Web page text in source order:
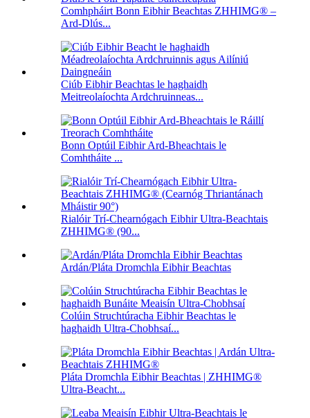
Comhpháirt Bonn Eibhir Beachtas ZHHIMG® –
Ard-Dlús...
Ciúb Eibhir Beachtas le haghaidh
Meitreolaíochta Ardchruinneas...
Bonn Optúil Eibhir Ard-Bheachtais le
Comhtháite ...
Rialóir Trí-Chearnógach Eibhir Ultra-Beachtais
ZHHIMG® (90...
Ardán/Pláta Dromchla Eibhir Beachtas
Colúin Struchtúracha Eibhir Beachtas le
haghaidh Ultra-Chobhsaí...
Pláta Dromchla Eibhir Beachtas | ZHHIMG®
Ultra-Beacht...